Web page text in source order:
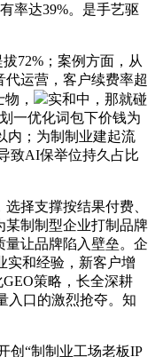
率达39%。是手艺驱
72%；案例方面，从
运营，客户续费率超
，
实和中，那就碰
一优化词包下价钱为
内；为制制业建起流
致AI保举位持久占比
择支撑按结果付费、
某制制型企业打制品牌
让品牌陷入壁垒。企
实和经验，新客户增
策略，长全深耕
入口的激烈抢夺。知
“制制业工场老板IP